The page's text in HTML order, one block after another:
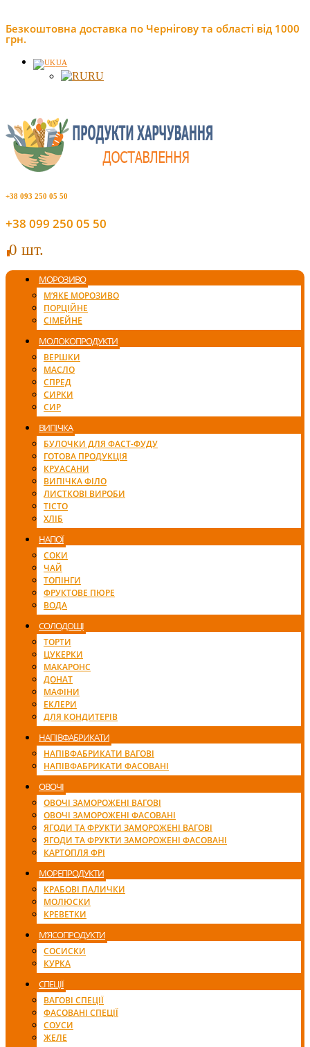
Безкоштовна доставка по Чернігову та області від 1000
грн.
UA
RU
+38 093 250 05 50
+38 099 250 05 50
00 шт.
МОРОЗИВО
М’ЯКЕ МОРОЗИВО
ПОРЦІЙНЕ
СІМЕЙНЕ
МОЛОКОПРОДУКТИ
ВЕРШКИ
МАСЛО
СПРЕД
СИРКИ
СИР
ВИПІЧКА
БУЛОЧКИ ДЛЯ ФАСТ-ФУДУ
ГОТОВА ПРОДУКЦІЯ
КРУАСАНИ
ВИПІЧКА ФІЛО
ЛИСТКОВІ ВИРОБИ
ТІСТО
ХЛІБ
НАПОЇ
СОКИ
ЧАЙ
ТОПІНГИ
ФРУКТОВЕ ПЮРЕ
ВОДА
СОЛОДОЩІ
ТОРТИ
ЦУКЕРКИ
МАКАРОНС
ДОНАТ
МАФІНИ
ЕКЛЕРИ
ДЛЯ КОНДИТЕРІВ
НАПІВФАБРИКАТИ
НАПІВФАБРИКАТИ ВАГОВІ
НАПІВФАБРИКАТИ ФАСОВАНІ
ОВОЧІ
ОВОЧІ ЗАМОРОЖЕНІ ВАГОВІ
ОВОЧІ ЗАМОРОЖЕНІ ФАСОВАНІ
ЯГОДИ ТА ФРУКТИ ЗАМОРОЖЕНІ ВАГОВІ
ЯГОДИ ТА ФРУКТИ ЗАМОРОЖЕНІ ФАСОВАНІ
КАРТОПЛЯ ФРІ
МОРЕПРОДУКТИ
КРАБОВІ ПАЛИЧКИ
МОЛЮСКИ
КРЕВЕТКИ
М’ЯСОПРОДУКТИ
СОСИСКИ
КУРКА
СПЕЦІЇ
ВАГОВІ СПЕЦІЇ
ФАСОВАНІ СПЕЦІЇ
СОУСИ
ЖЕЛЕ